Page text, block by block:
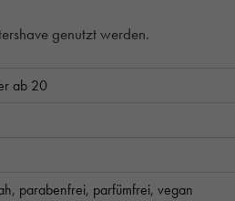
genutzt werden.
ab 20
parabenfrei, parfümfrei, vegan